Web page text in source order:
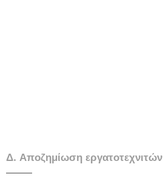
Δ. Αποζημίωση εργατοτεχνιτών